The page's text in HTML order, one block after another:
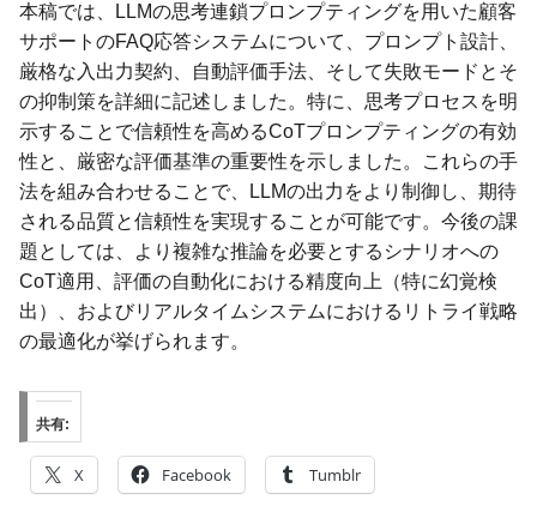
本稿では、LLMの思考連鎖プロンプティングを用いた顧客
サポートのFAQ応答システムについて、プロンプト設計、
厳格な入出力契約、自動評価手法、そして失敗モードとそ
の抑制策を詳細に記述しました。特に、思考プロセスを明
示することで信頼性を高めるCoTプロンプティングの有効
性と、厳密な評価基準の重要性を示しました。これらの手
法を組み合わせることで、LLMの出力をより制御し、期待
される品質と信頼性を実現することが可能です。今後の課
題としては、より複雑な推論を必要とするシナリオへの
CoT適用、評価の自動化における精度向上（特に幻覚検
出）、およびリアルタイムシステムにおけるリトライ戦略
の最適化が挙げられます。
共有:
X Facebook Tumblr